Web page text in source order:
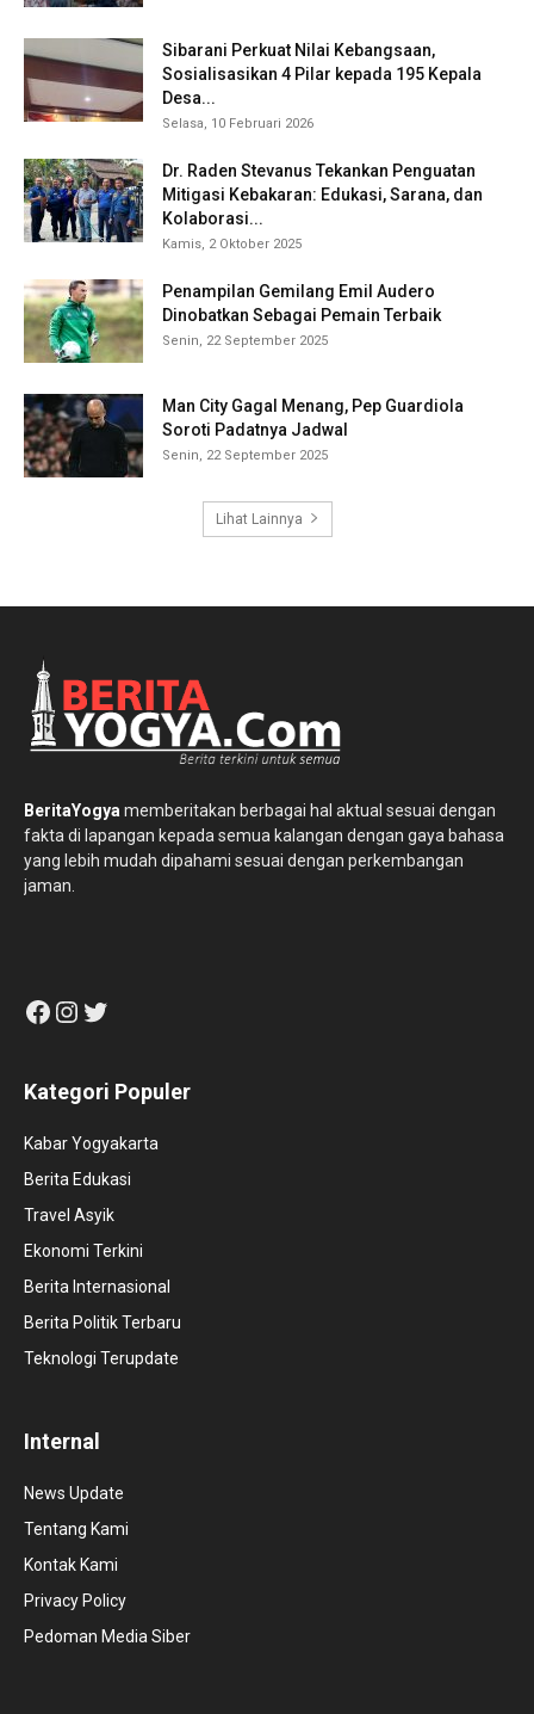
Sibarani Perkuat Nilai Kebangsaan,
Sosialisasikan 4 Pilar kepada 195 Kepala
Desa...
Selasa, 10 Februari 2026
Dr. Raden Stevanus Tekankan Penguatan
Mitigasi Kebakaran: Edukasi, Sarana, dan
Kolaborasi...
Kamis, 2 Oktober 2025
Penampilan Gemilang Emil Audero
Dinobatkan Sebagai Pemain Terbaik
Senin, 22 September 2025
Man City Gagal Menang, Pep Guardiola
Soroti Padatnya Jadwal
Senin, 22 September 2025
Lihat Lainnya
BeritaYogya memberitakan berbagai hal aktual sesuai dengan
fakta di lapangan kepada semua kalangan dengan gaya bahasa
yang lebih mudah dipahami sesuai dengan perkembangan
jaman.
Facebook
Instagram
Twitter
Kategori Populer
Kabar Yogyakarta
Berita Edukasi
Travel Asyik
Ekonomi Terkini
Berita Internasional
Berita Politik Terbaru
Teknologi Terupdate
Internal
News Update
Tentang Kami
Kontak Kami
Privacy Policy
Pedoman Media Siber